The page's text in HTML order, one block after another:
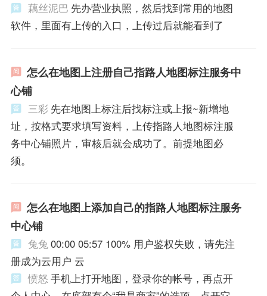
藕丝泥巴 先办营业执照，然后找到常用的地图
软件，里面有上传的入口，上传过后就能看到了
怎么在地图上注册自己指路人地图标注服务中
心铺
三彩 先在地图上标注后找标注或上报~新增地
址，按格式要求填写资料，上传指路人地图标注服
务中心铺照片，审核后就会成功了。前提地图必
须。
怎么在地图上添加自己的指路人地图标注服务
中心铺
兔兔 00:00 05:57 100% 用户鉴权失败，请先注
册成为云用户 云
愤怒 手机上打开地图，登录你的帐号，再点开